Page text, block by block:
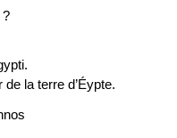
?
la terre d’Éypte.